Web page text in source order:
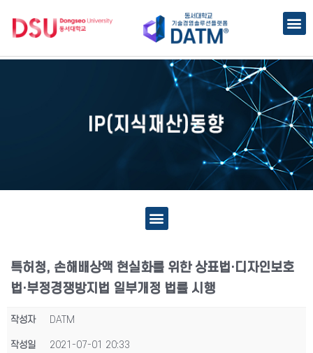
특허청, 손해배상액 현실화를 위한 상표법·디자인보호
법·부정경쟁방지법 일부개정 법률 시행
작성자 DATM
작성일 2021-07-01 20:33